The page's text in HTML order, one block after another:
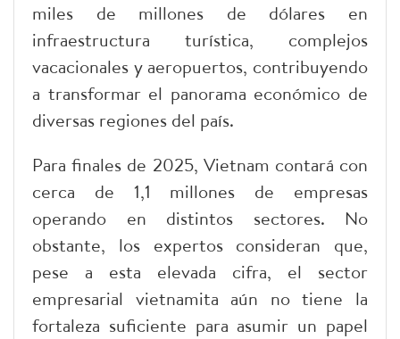
miles de millones de dólares en
infraestructura turística, complejos
vacacionales y aeropuertos, contribuyendo
a transformar el panorama económico de
diversas regiones del país.
​Para finales de 2025, Vietnam contará con
cerca de 1,1 millones de empresas
operando en distintos sectores. No
obstante, los expertos consideran que,
pese a esta elevada cifra, el sector
empresarial vietnamita aún no tiene la
fortaleza suficiente para asumir un papel